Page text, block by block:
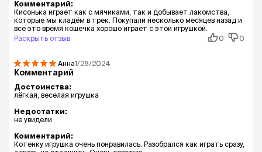
Комментарий:
Кисонька играет как с мячиками, так и добывает лакомства,
которые мы кладём в трек. Покупали несколько месяцев назад и
всё это время кошечка хорошо играет с этой игрушкой.
Раскрыть отзыв
0 0
Анна1/28/2024
Комментарий
Достоинства:
лёгкая, веселая игрушка
Недостатки:
не увидели
Комментарий:
Котенку игрушка очень понравилась. Разобрался как играть сразу,